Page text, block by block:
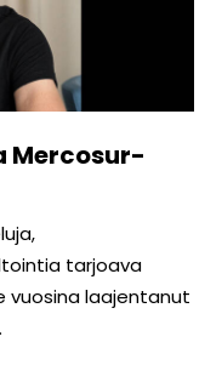
Mercosur-
tarjoava
vuosina laajentanut